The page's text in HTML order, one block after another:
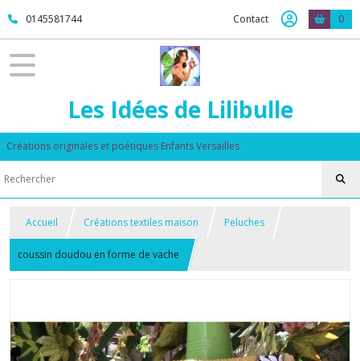
0145581744 Contact 0
Les Idées de Lilibulle
Créations originales et poétiques Enfants Versailles
Accueil Créations textiles maison Peluches
coussin doudou en forme de vache